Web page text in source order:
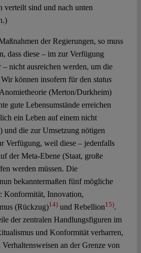
sind und nach unten
der Regierungen, so muss
dass diese – im zur Verfügung
– nicht ausreichen werden, um die
können insofern für den status
(Merton/Durkheim)
gute Lebensumstände erreichen
ein Leben auf einem nicht
und die zur Umsetzung nötigen
Verfügung, weil diese – jedenfalls
der Meta-Ebene (Staat, große
werden müssen. Die
bekanntermaßen fünf mögliche
Konformität, Innovation,
(Rückzug)14)und Rebellion15).
der zentralen Handlungsfiguren im
und Konformität verharren,
an der Grenze von